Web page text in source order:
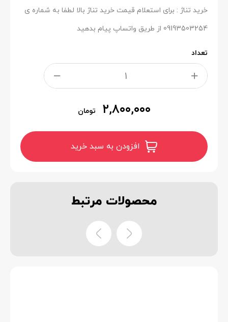
خرید تناژ : برای استعلام قیمت خرید تناژ بالا لطفا به شماره ی
09193503254 از طریق واتساپ پیام بدهید
تعداد
۲,۸۰۰,۰۰۰ تومان
افزودن به سبد خرید
محصولات مرتبط